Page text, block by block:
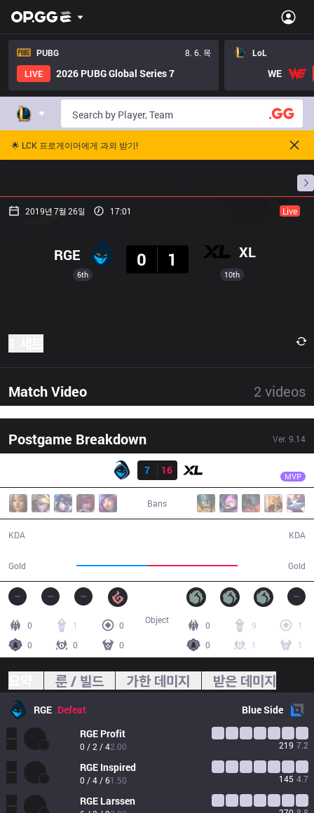
PUBG
8. 6. 목
LIVE
2026 PUBG Global Series 7
LoL
WE
🌟 LCK 프로게이머에게 과외 받기!
프로빌
2019년 7월 26일 17:01 Live
6th
RGE
0
1 XL
10th
Match Video 2 videos
Postgame Breakdown Ver. 9.14
7
16 MVP
Bans
KDA
Gold Gold
KDA
0 1
0
0
0 0
0 9
1
0
1 1
Object
룬 / 빌드 가한 데미지 받은 데미지
RGE Defeat BlueSide
RGE Profit
0 / 2 / 42.00 219 7.2
RGE Inspired
0 / 4 / 61.50 145 4.7
RGE Larssen